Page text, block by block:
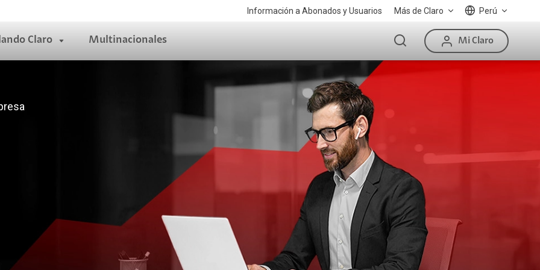
Información a Abonados y Usuarios Más de Claro Perú
Claro
Otras Categorias
Seguridad
Multinacionales Mi Claro